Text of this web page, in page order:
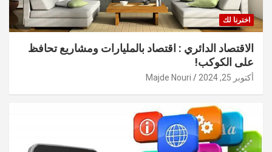
اخترنا لك
الاقتصاد الدائري : اقتصاد بالمليارات ومشاريع تحافظ
على الكوكب!
أكتوبر 25, 2024 Majde Nouri